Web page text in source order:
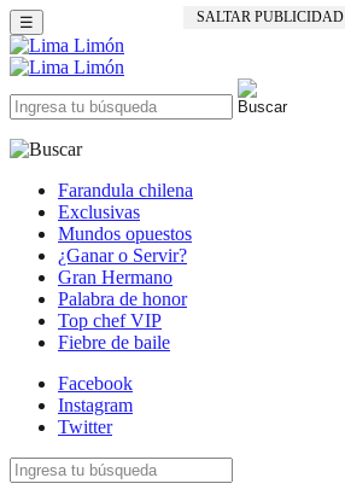
SALTAR PUBLICIDAD
☰
Farandula chilena
Exclusivas
Mundos opuestos
¿Ganar o Servir?
Gran Hermano
Palabra de honor
Top chef VIP
Fiebre de baile
Facebook
Instagram
Twitter